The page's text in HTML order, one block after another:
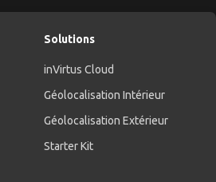
Solutions
inVirtus Cloud
Géolocalisation Intérieur
Géolocalisation Extérieur
Starter Kit